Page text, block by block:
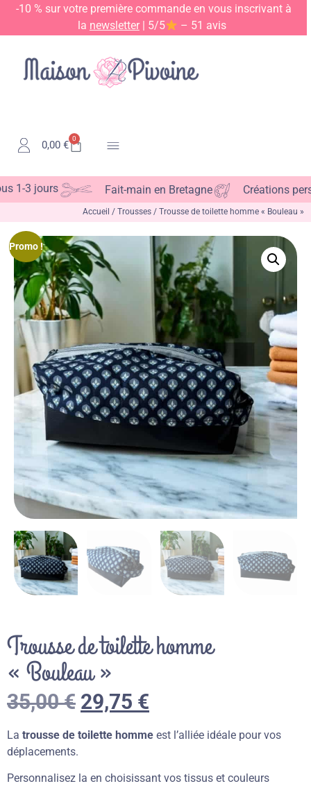
-10 % sur votre première commande en vous inscrivant à
la newsletter | 5/5 – 51 avis
0,00 €
0
jours Fait-main en Bretagne Créations
Accueil / Trousses / Trousse de toilette homme « Bouleau »
Promo !
Trousse de toilette homme
« Bouleau »
35,00€ 29,75 €
La trousse de toilette homme est l’alliée idéale pour vos
déplacements.
Personnalisez la en choisissant vos tissus et couleurs